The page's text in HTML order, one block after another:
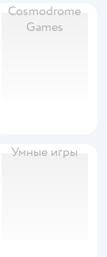
Cosmodrome
Games
Умные игры